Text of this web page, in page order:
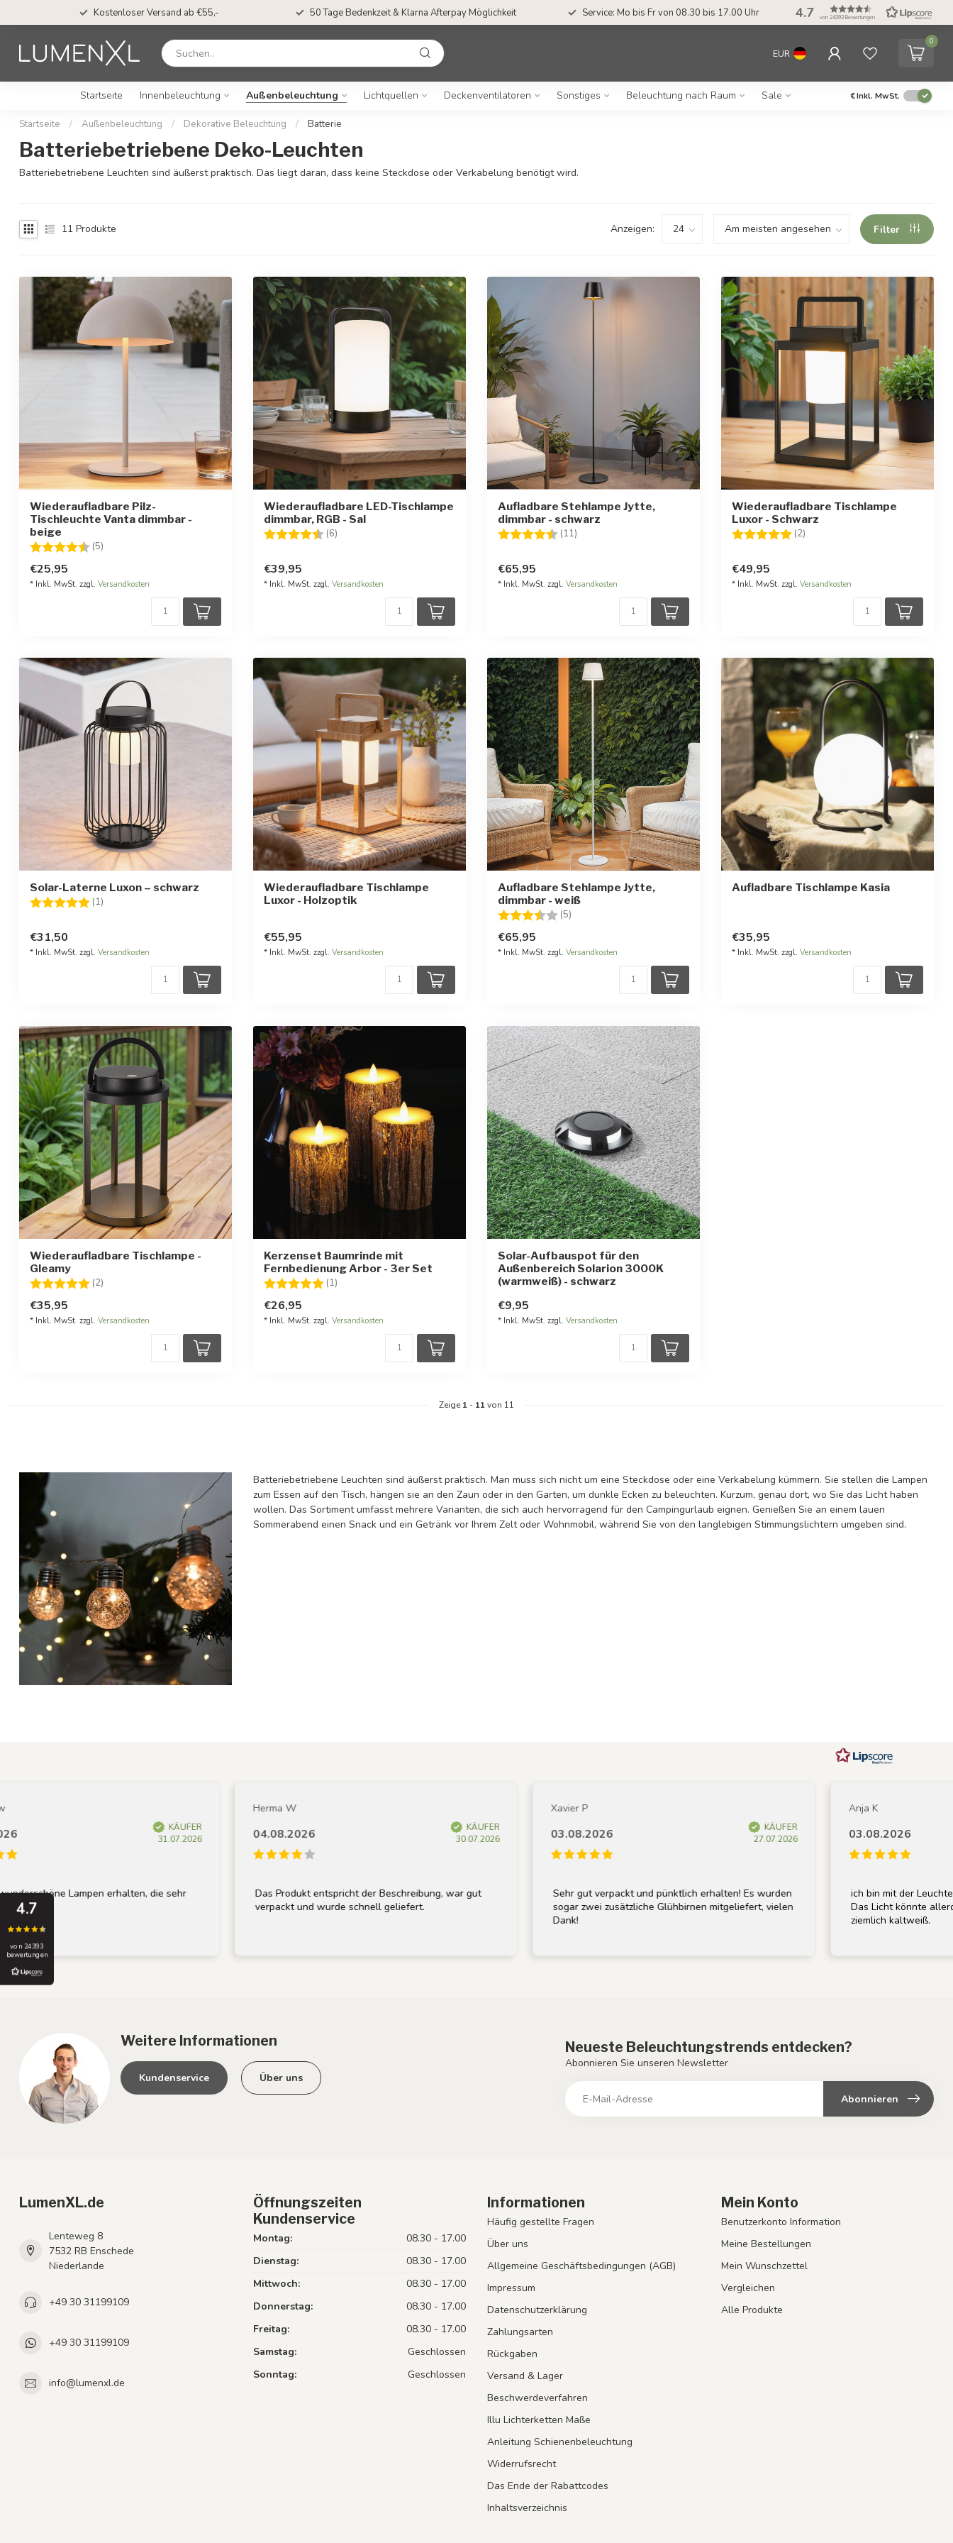
Kostenloser Versand ab €55,- 50 Tage Bedenkzeit & Klarna Afterpay Möglichkeit Service: Mo bis Fr von 08.30 bis 17.00 Uhr 4.7 von 24393 Bewertungen
EUR
0
Startseite Innenbeleuchtung Außenbeleuchtung Lichtquellen Deckenventilatoren Sonstiges Beleuchtung nach Raum Sale €Inkl. MwSt.
Startseite / Außenbeleuchtung / Dekorative Beleuchtung / Batterie
Batteriebetriebene Deko-Leuchten
Batteriebetriebene Leuchten sind äußerst praktisch. Das liegt daran, dass keine Steckdose oder Verkabelung benötigt wird.
11 Produkte Anzeigen: Filter
Wiederaufladbare Pilz-
Tischleuchte Vanta dimmbar -
beige
Bewertung:
(5)
€25,95
* Inkl. MwSt. zzgl. Versandkosten
Wiederaufladbare LED-Tischlampe
dimmbar, RGB - Sal
Bewertung:
(6)
€39,95
* Inkl. MwSt. zzgl. Versandkosten
Aufladbare Stehlampe Jytte,
dimmbar - schwarz
Bewertung:
(11)
€65,95
* Inkl. MwSt. zzgl. Versandkosten
Wiederaufladbare Tischlampe
Luxor - Schwarz
Bewertung:
(2)
€49,95
* Inkl. MwSt. zzgl. Versandkosten
Solar-Laterne Luxon – schwarz
Bewertung:
(1)
€31,50
* Inkl. MwSt. zzgl. Versandkosten
Wiederaufladbare Tischlampe
Luxor - Holzoptik
€55,95
* Inkl. MwSt. zzgl. Versandkosten
Aufladbare Stehlampe Jytte,
dimmbar - weiß
Bewertung:
(5)
€65,95
* Inkl. MwSt. zzgl. Versandkosten
Aufladbare Tischlampe Kasia
€35,95
* Inkl. MwSt. zzgl. Versandkosten
Wiederaufladbare Tischlampe -
Gleamy
Bewertung:
(2)
€35,95
* Inkl. MwSt. zzgl. Versandkosten
Kerzenset Baumrinde mit
Fernbedienung Arbor - 3er Set
Bewertung:
(1)
€26,95
* Inkl. MwSt. zzgl. Versandkosten
Solar-Aufbauspot für den
Außenbereich Solarion 3000K
(warmweiß) - schwarz
€9,95
* Inkl. MwSt. zzgl. Versandkosten
Zeige 1 - 11von 11
Batteriebetriebene Leuchten sind äußerst praktisch. Man muss sich nicht um eine Steckdose oder eine Verkabelung kümmern. Sie stellen die Lampen
zum Essen auf den Tisch, hängen sie an den Zaun oder in den Garten, um dunkle Ecken zu beleuchten. Kurzum, genau dort, wo Sie das Licht haben
wollen. Das Sortiment umfasst mehrere Varianten, die sich auch hervorragend für den Campingurlaub eignen. Genießen Sie an einem lauen
Sommerabend einen Snack und ein Getränk vor Ihrem Zelt oder Wohnmobil, während Sie von den langlebigen Stimmungslichtern umgeben sind.
KÄUFER
Lampen erhalten, die sehr
04.08.2026
KÄUFER
Das Produkt entspricht der Beschreibung, war gut
verpackt und wurde schnell geliefert.
03.08.2026
KÄUFER
Sehr gut verpackt und pünktlich erhalten! Es wurden
sogar zwei zusätzliche Glühbirnen mitgeliefert, vielen
03.08.2026
ich bin mit der Leuchte sehr
Das Licht könnte allerdings
ziemlich kaltweiß.
4.7
von 24393
bewertungen
Weitere Informationen
Kundenservice Über uns
Neueste Beleuchtungstrends entdecken?
Abonnieren Sie unseren Newsletter
Abonnieren
LumenXL.de
Lenteweg 8
7532 RB Enschede
Niederlande
+49 30 31199109
+49 30 31199109
info@lumenxl.de
Öffnungszeiten
Kundenservice
Montag:
08.30 - 17.00
Dienstag:
08.30 - 17.00
Mittwoch:
08.30 - 17.00
Donnerstag:
08.30 - 17.00
Freitag:
08.30 - 17.00
Samstag:
Geschlossen
Sonntag:
Geschlossen
Informationen
Häufig gestellte Fragen
Über uns
Allgemeine Geschäftsbedingungen (AGB)
Impressum
Datenschutzerklärung
Zahlungsarten
Rückgaben
Versand & Lager
Beschwerdeverfahren
Illu Lichterketten Maße
Anleitung Schienenbeleuchtung
Widerrufsrecht
Das Ende der Rabattcodes
Inhaltsverzeichnis
Mein Konto
Benutzerkonto Information
Meine Bestellungen
Mein Wunschzettel
Vergleichen
Alle Produkte